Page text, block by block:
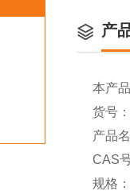
产
本产
货号
产品
CAS
规格